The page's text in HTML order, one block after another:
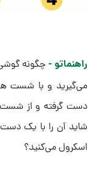
راهنماتو - چگونه
می‌گیرید و با شست
دست گرفته و از شست
شاید آن را با یک
اسکرول می‌کنید؟